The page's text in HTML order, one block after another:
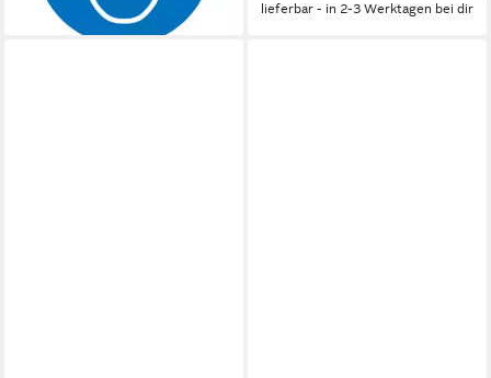
lieferbar - in 3-4 Werktagen bei dir lieferbar - in 2-3 Werktagen bei dir